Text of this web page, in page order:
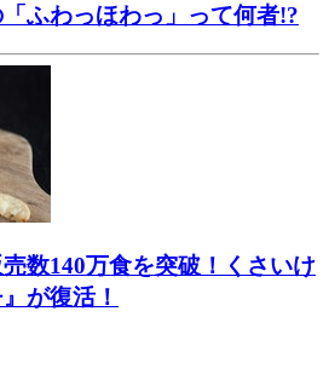
「ふわっほわっ」って何者!?
売数140万食を突破！くさいけ
が復活！